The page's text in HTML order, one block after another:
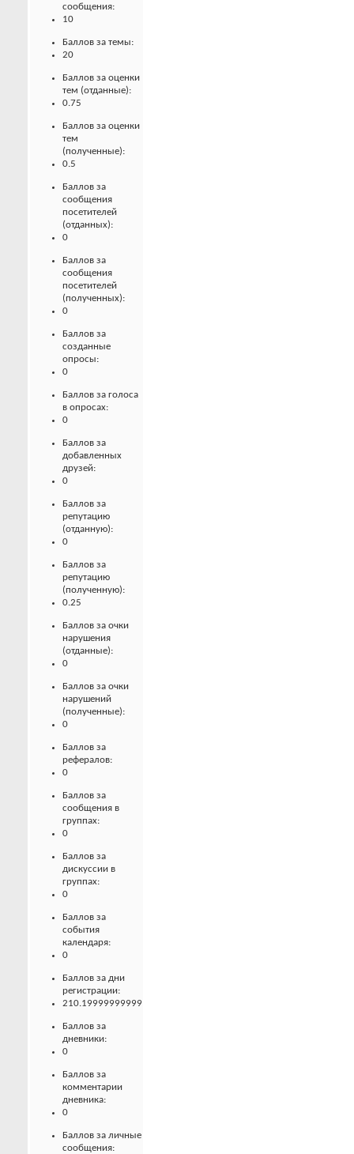
сообщения:
10
Баллов за темы:
20
Баллов за оценки
тем (отданные):
0.75
Баллов за оценки
тем
(полученные):
0.5
Баллов за
сообщения
посетителей
(отданных):
0
Баллов за
сообщения
посетителей
(полученных):
0
Баллов за
созданные
опросы:
0
Баллов за голоса
в опросах:
0
Баллов за
добавленных
друзей:
0
Баллов за
репутацию
(отданную):
0
Баллов за
репутацию
(полученную):
0.25
Баллов за очки
нарушения
(отданные):
0
Баллов за очки
нарушений
(полученные):
0
Баллов за
рефералов:
0
Баллов за
сообщения в
группах:
0
Баллов за
дискуссии в
группах:
0
Баллов за
события
календаря:
0
Баллов за дни
регистрации:
210.19999999999
Баллов за
дневники:
0
Баллов за
комментарии
дневника:
0
Баллов за личные
сообщения: